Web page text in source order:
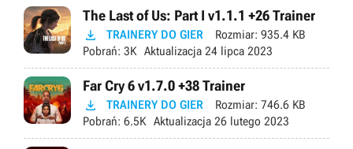
The Last of Us: Part I v1.1.1 +26 Trainer
 TRAINERY DO GIER Rozmiar: 935.4 KB
Pobrań: 3K Aktualizacja 24 lipca 2023
Far Cry 6 v1.7.0 +38 Trainer
 TRAINERY DO GIER Rozmiar: 746.6 KB
Pobrań: 6.5K Aktualizacja 26 lutego 2023